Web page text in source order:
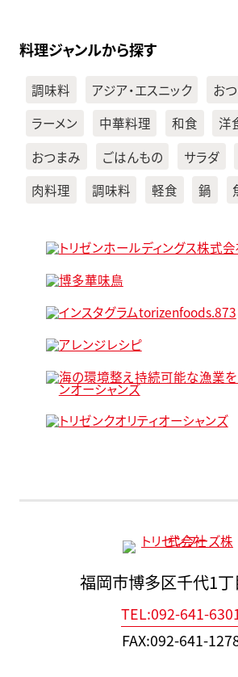
料理ジャンルから探す
調味料 アジア・エスニック お
ラーメン
中華料理 和食
洋
おつまみ
ごはんもの サラダ
肉料理
調味料 軽食 鍋
福岡市博多区千代1
TEL:092-641-
FAX:092-641-